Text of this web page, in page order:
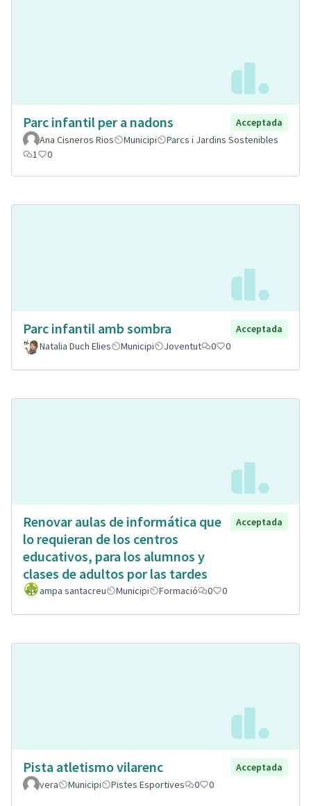
Parc infantil per a nadons
Acceptada
Ana Cisneros Rios
Municipi
Parcs i Jardins Sostenibles
1
0
Parc infantil amb sombra
Acceptada
Natalia Duch Elies
Municipi Joventut 0 0
Renovar aulas de informática que
lo requieran de los centros
educativos, para los alumnos y
clases de adultos por las tardes
Acceptada
ampa santacreu Municipi Formació 0 0
Pista atletismo vilarenc
Acceptada
vera
Municipi Pistes Esportives 0 0